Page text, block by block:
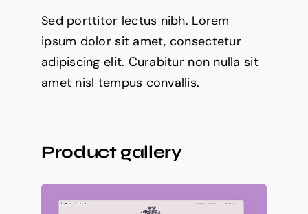
Sed porttitor lectus nibh. Lorem
ipsum dolor sit amet, consectetur
adipiscing elit. Curabitur non nulla sit
amet nisl tempus convallis.
Product gallery